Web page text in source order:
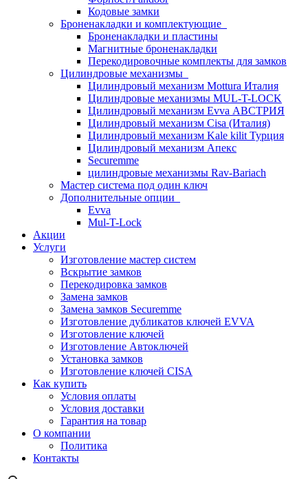
Кодовые замки
Броненакладки и комплектующие
Броненакладки и пластины
Магнитные броненакладки
Перекодировочные комплекты для замков
Цилиндровые механизмы
Цилиндровый механизм Mottura Италия
Цилиндровые механизмы MUL-T-LOCK
Цилиндровый механизм Evva АВСТРИЯ
Цилиндровый механизм Cisa (Италия)
Цилиндровый механизм Kale kilit Турция
Цилиндровый механизм Апекс
Securemme
цилиндровые механизмы Rav-Bariach
Мастер система под один ключ
Дополнительные опции
Evva
Mul-T-Lock
Акции
Услуги
Изготовление мастер систем
Вскрытие замков
Перекодировка замков
Замена замков
Замена замков Securemme
Изготовление дубликатов ключей EVVA
Изготовление ключей
Изготовление Автоключей
Установка замков
Изготовление ключей CISA
Как купить
Условия оплаты
Условия доставки
Гарантия на товар
О компании
Политика
Контакты